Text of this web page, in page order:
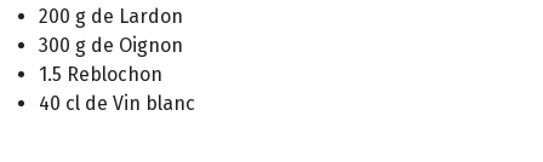
200 g de Lardon
300 g de Oignon
1.5 Reblochon
40 cl de Vin blanc